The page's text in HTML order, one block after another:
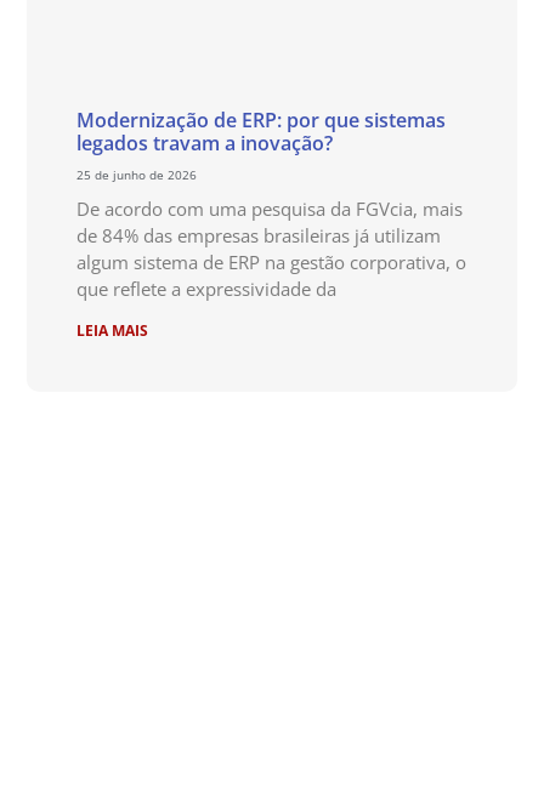
Modernização de ERP: por que sistemas
legados travam a inovação?
25 de junho de 2026
De acordo com uma pesquisa da FGVcia, mais
de 84% das empresas brasileiras já utilizam
algum sistema de ERP na gestão corporativa, o
que reflete a expressividade da
LEIA MAIS